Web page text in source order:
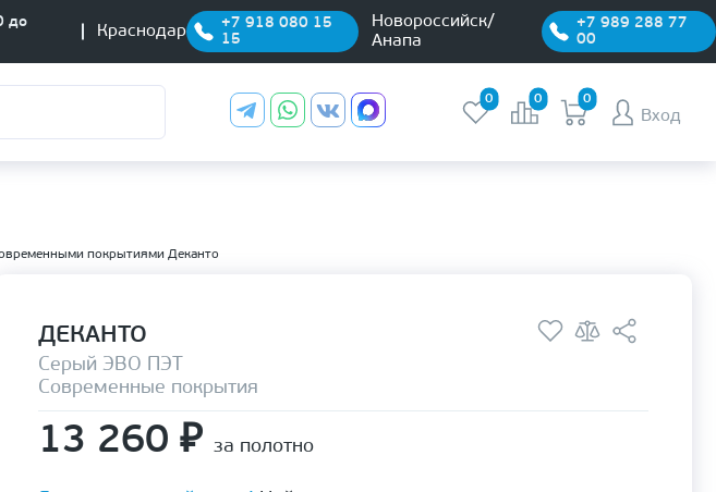
до
Краснодар
+7 918 080 15
15
Новороссийск/
Анапа
+7 989 288 77
00
0 0 0
Вход
покрытиями Деканто
ДЕКАНТО
Серый ЭВО ПЭТ
Современные покрытия
13 260 ₽ за полотно